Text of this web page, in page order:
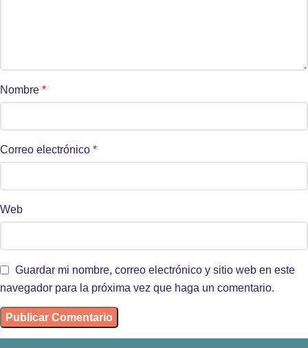
Nombre *
Correo electrónico *
Web
Guardar mi nombre, correo electrónico y sitio web en este
navegador para la próxima vez que haga un comentario.